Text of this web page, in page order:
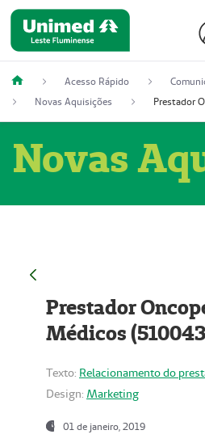
Acesso Rápido
Novas Aquisições
Novas
Prestador
Médicos
Texto: Relacionamento do
Design: Marketing
01 de janeiro, 2019